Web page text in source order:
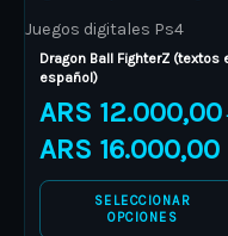
Juegos digitales Ps4
Dragon Ball FighterZ (textos
español)
ARS 12.000,00
ARS 16.000,00
SELECCIONAR
OPCIONES
has
multiple
variants.
The
options
may